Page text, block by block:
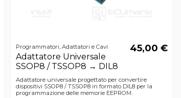
Programmatori, Adattatori e Cavi
Adattatore Universale
SSOP8 / TSSOP8 → DIL8
45,00 €
Adattatore universale progettato per convertire
dispositivi SSOP8 / TSSOP8 in formato DIL8 per la
programmazione delle memorie EEPROM.